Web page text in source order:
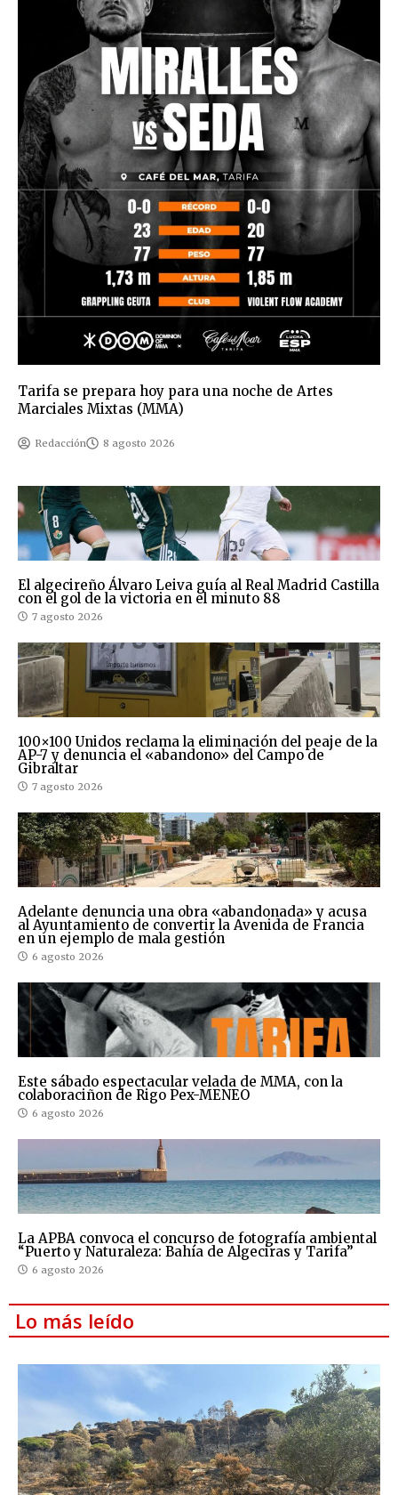
Tarifa se prepara hoy para una noche de Artes
Marciales Mixtas (MMA)
Redacción 8 agosto 2026
El algecireño Álvaro Leiva guía al Real Madrid Castilla
con el gol de la victoria en el minuto 88
7 agosto 2026
100×100 Unidos reclama la eliminación del peaje de la
AP-7 y denuncia el «abandono» del Campo de
Gibraltar
7 agosto 2026
Adelante denuncia una obra «abandonada» y acusa
al Ayuntamiento de convertir la Avenida de Francia
en un ejemplo de mala gestión
6 agosto 2026
Este sábado espectacular velada de MMA, con la
colaboraciñon de Rigo Pex-MENEO
6 agosto 2026
La APBA convoca el concurso de fotografía ambiental
“Puerto y Naturaleza: Bahía de Algeciras y Tarifa”
6 agosto 2026
Lo más leído